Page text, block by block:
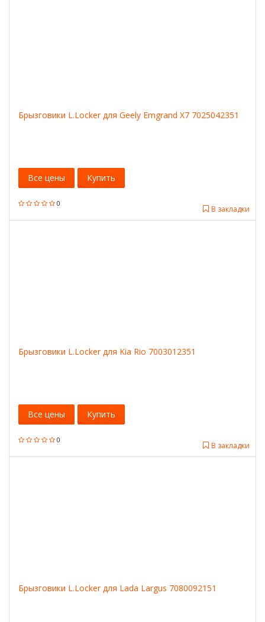
Брызговики L.Locker для Geely Emgrand X7 7025042351
0
В закладки
Все цены Купить
Брызговики L.Locker для Kia Rio 7003012351
0
В закладки
Все цены Купить
Брызговики L.Locker для Lada Largus 7080092151